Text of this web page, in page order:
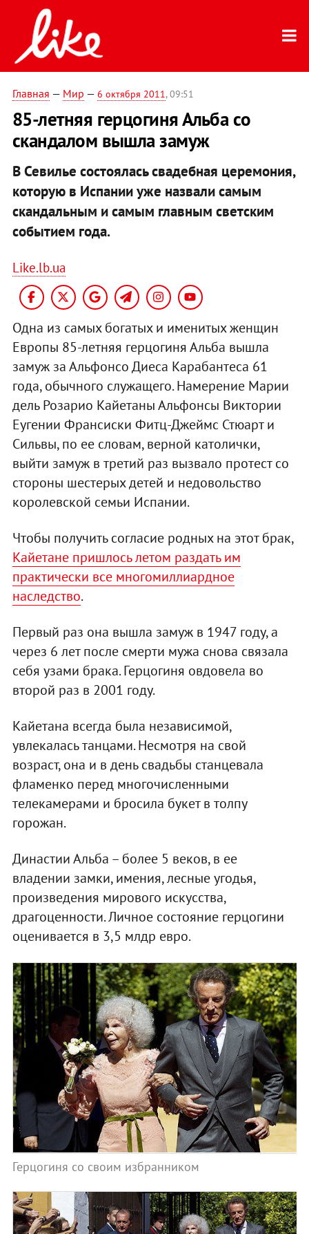
Главная — Мир — 6 октября 2011, 09:51
85-летняя герцогиня Альба со
скандалом вышла замуж
В Севилье состоялась свадебная церемония,
которую в Испании уже назвали самым
скандальным и самым главным светским
событием года.
Like.lb.ua
Одна из самых богатых и именитых женщин
Европы 85-летняя герцогиня Альба вышла
замуж за Альфонсо Диеса Карабантеса 61
года, обычного служащего. Намерение Марии
дель Розарио Кайетаны Альфонсы Виктории
Еугении Франсиски Фитц-Джеймс Стюарт и
Сильвы, по ее словам, верной католички,
выйти замуж в третий раз вызвало протест со
стороны шестерых детей и недовольство
королевской семьи Испании.
Чтобы получить согласие родных на этот брак,
Кайетане пришлось летом раздать им
практически все многомиллиардное
наследство.
Первый раз она вышла замуж в 1947 году, а
через 6 лет после смерти мужа снова связала
себя узами брака. Герцогиня овдовела во
второй раз в 2001 году.
Кайетана всегда была независимой,
увлекалась танцами. Несмотря на свой
возраст, она и в день свадьбы станцевала
фламенко перед многочисленными
телекамерами и бросила букет в толпу
горожан.
Династии Альба – более 5 веков, в ее
владении замки, имения, лесные угодья,
произведения мирового искусства,
драгоценности. Личное состояние герцогини
оценивается в 3,5 млдр евро.
Герцогиня со своим избранником